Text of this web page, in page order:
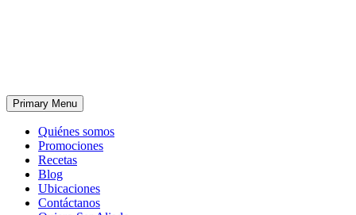
Primary Menu
Quiénes somos
Promociones
Recetas
Blog
Ubicaciones
Contáctanos